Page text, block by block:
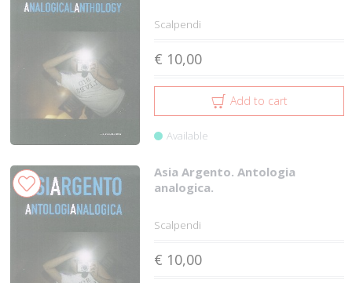
Scalpendi
€ 10,00
Add to cart
Available
Asia Argento. Antologia
analogica.
Scalpendi
€ 10,00